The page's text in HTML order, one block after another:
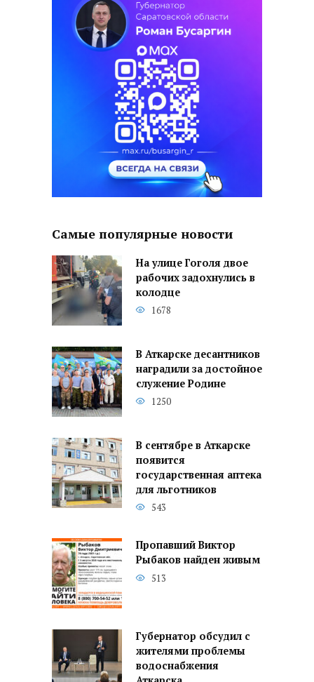
Самые популярные новости
На улице Гоголя двое
рабочих задохнулись в
колодце
1678
В Аткарске десантников
наградили за достойное
служение Родине
1250
В сентябре в Аткарске
появится
государственная аптека
для льготников
543
Пропавший Виктор
Рыбаков найден живым
513
Губернатор обсудил с
жителями проблемы
водоснабжения